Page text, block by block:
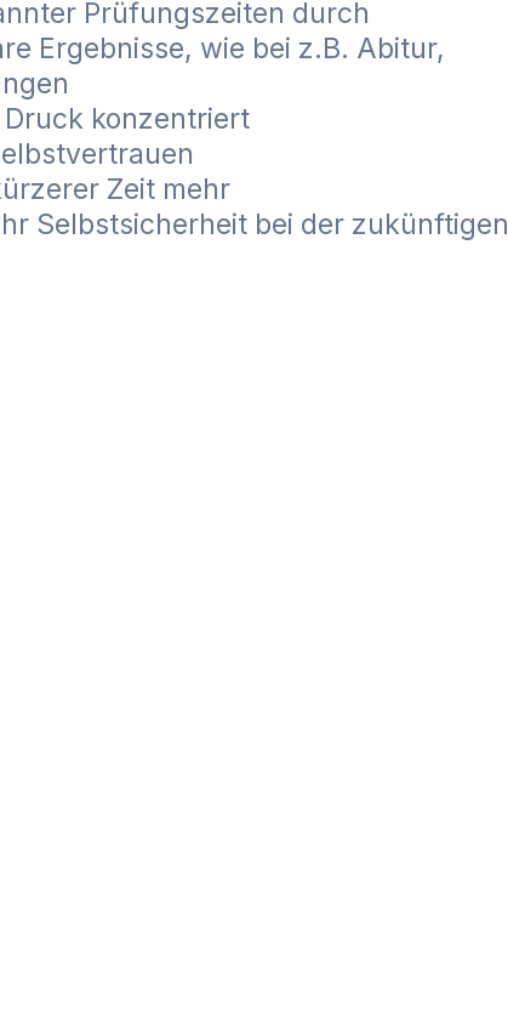
Prüfungszeiten durch
Ergebnisse, wie bei z.B. Abitur,
konzentriert
Zeit mehr
Selbstsicherheit bei der zukünftigen